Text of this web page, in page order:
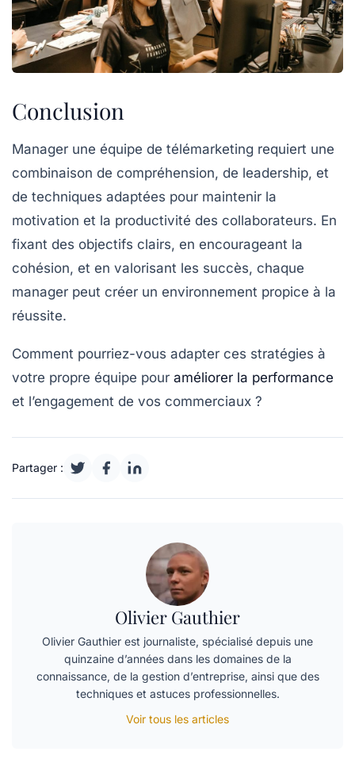
Conclusion
Manager une équipe de télémarketing requiert une
combinaison de compréhension, de leadership, et
de techniques adaptées pour maintenir la
motivation et la productivité des collaborateurs. En
fixant des objectifs clairs, en encourageant la
cohésion, et en valorisant les succès, chaque
manager peut créer un environnement propice à la
réussite.
Comment pourriez-vous adapter ces stratégies à
votre propre équipe pour améliorer la performance
et l’engagement de vos commerciaux ?
Partager :
Olivier Gauthier
Olivier Gauthier est journaliste, spécialisé depuis une
quinzaine d’années dans les domaines de la
connaissance, de la gestion d’entreprise, ainsi que des
techniques et astuces professionnelles.
Voir tous les articles